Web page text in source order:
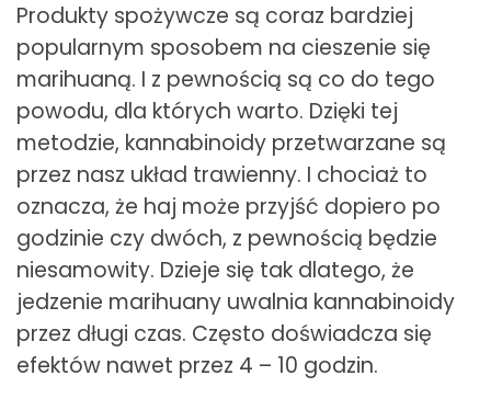
Produkty spożywcze są coraz bardziej
popularnym sposobem na cieszenie się
marihuaną. I z pewnością są co do tego
powodu, dla których warto. Dzięki tej
metodzie, kannabinoidy przetwarzane są
przez nasz układ trawienny. I chociaż to
oznacza, że haj może przyjść dopiero po
godzinie czy dwóch, z pewnością będzie
niesamowity. Dzieje się tak dlatego, że
jedzenie marihuany uwalnia kannabinoidy
przez długi czas. Często doświadcza się
efektów nawet przez 4 – 10 godzin.